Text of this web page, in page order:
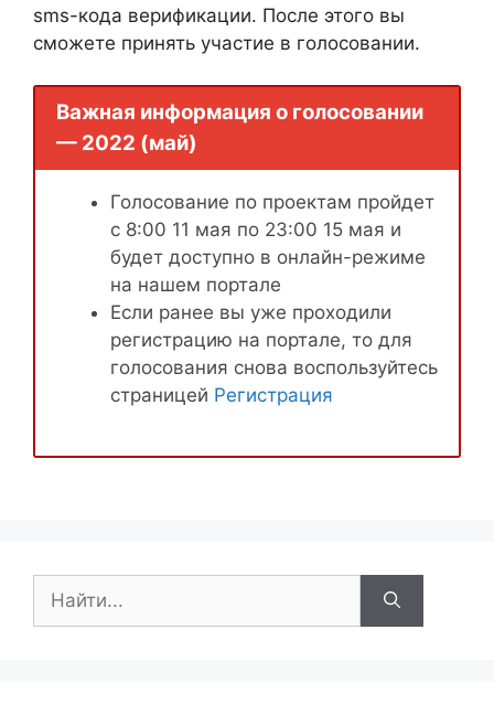
sms-кода верификации. После этого вы
сможете принять участие в голосовании.
Важная информация о голосовании
— 2022 (май)
Голосование по проектам пройдет
с 8:00 11 мая по 23:00 15 мая и
будет доступно в онлайн-режиме
на нашем портале
Если ранее вы уже проходили
регистрацию на портале, то для
голосования снова воспользуйтесь
страницей Регистрация